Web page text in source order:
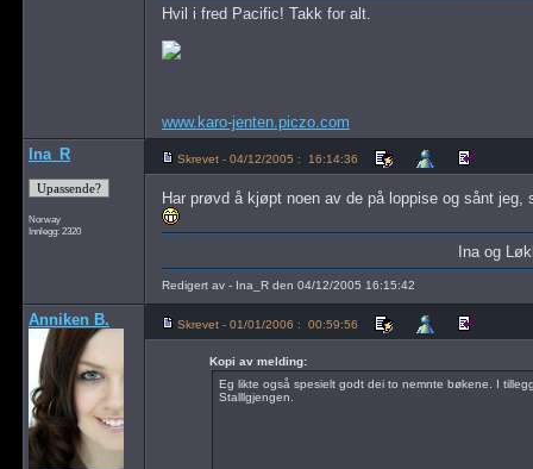
Hvil i fred Pacific! Takk for alt.
www.karo-jenten.piczo.com
Ina_R
Norway
Innlegg: 2320
Skrevet - 04/12/2005 : 16:14:36
Har prøvd å kjøpt noen av de på loppise og sånt
Ina og
Redigert av - Ina_R den 04/12/2005 16:15:42
Anniken B. Skrevet - 01/01/2006 : 00:59:56
Kopi av melding:
Eg likte også spesielt godt dei to nemnte bøkene. I
Stalllgjengen.